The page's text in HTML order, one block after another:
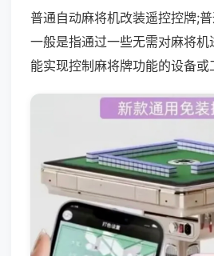
普通自动麻将机改装遥控控牌;
一般是指通过一些无需对麻将
能实现控制麻将牌功能的设备或